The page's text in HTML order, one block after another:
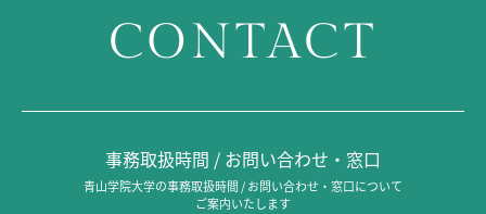
CONTACT
事務取扱時間 / お問い合わせ・窓口
青山学院大学の事務取扱時間 / お問い合わせ・窓口について
ご案内いたします